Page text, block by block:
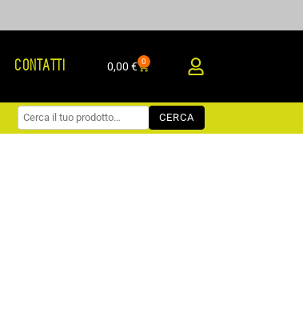
CONTATTI 0,00 € 0
Carrello
CERCA